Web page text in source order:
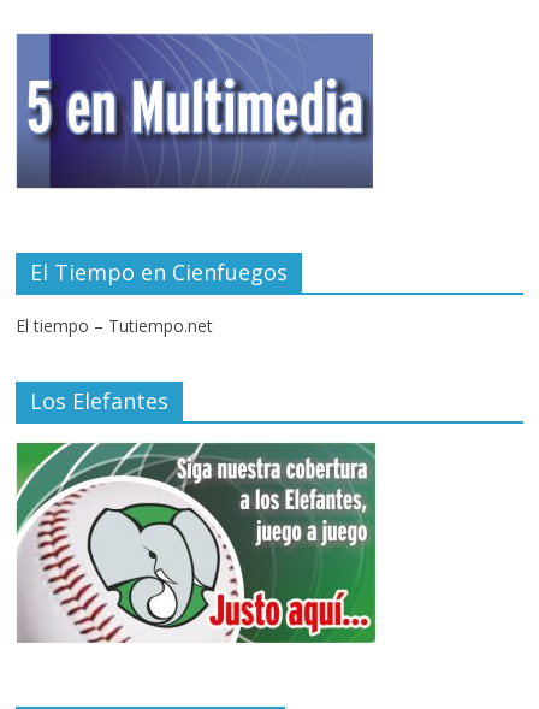
El Tiempo en Cienfuegos
El tiempo – Tutiempo.net
Los Elefantes